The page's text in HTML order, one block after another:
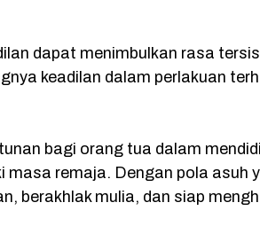
dapat menimbulkan rasa
keadilan dalam perlakuan
bagi orang tua dalam
masa remaja. Dengan pola asuh
berakhlak mulia, dan siap